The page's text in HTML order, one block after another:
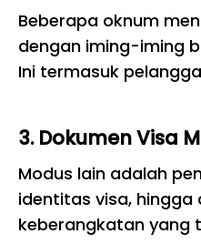
Beberapa oknum
dengan iming-iming
Ini termasuk
3. Dokumen Visa
Modus lain adalah
identitas visa, hingga
keberangkatan yang